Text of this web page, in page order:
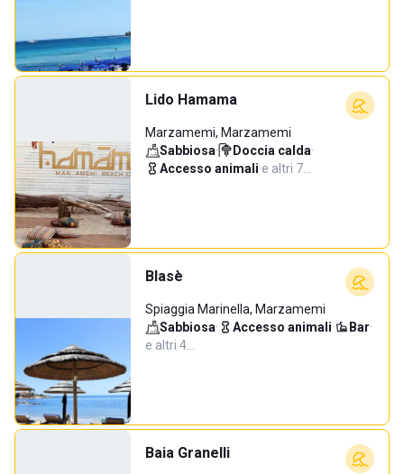
Lido Hamama
Marzamemi, Marzamemi
Sabbiosa· Doccia calda·
Accesso animali·e altri 7…
Blasè
Spiaggia Marinella, Marzamemi
Sabbiosa· Accesso animali· Bar·
e altri 4…
Baia Granelli